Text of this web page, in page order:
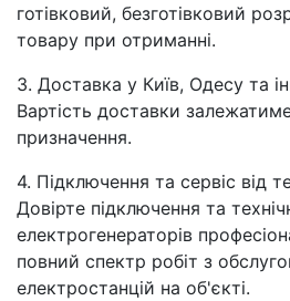
готівковий, безготівковий
товару при отриманні.
3. Доставка у Київ, Одесу та
Вартість доставки
призначення.
4. Підключення та сервіс від
Довірте підключення та
електрогенераторів
повний спектр робіт з
електростанцій на об'єкті.